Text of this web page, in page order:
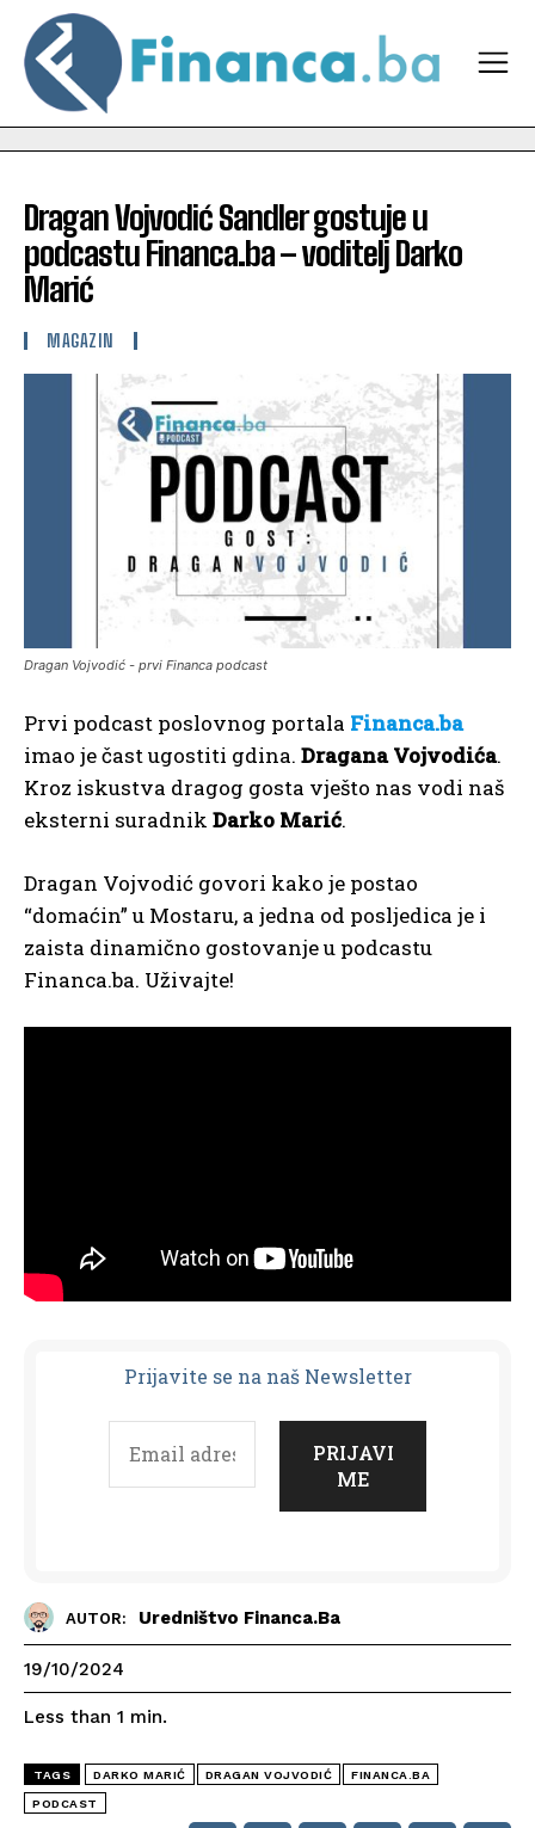
Dragan Vojvodić Sandler gostuje u
podcastu Financa.ba – voditelj Darko
Marić
MAGAZIN
Dragan Vojvodić - prvi Financa podcast
Prvi podcast poslovnog portala Financa.ba
imao je čast ugostiti gdina. Dragana Vojvodića.
Kroz iskustva dragog gosta vješto nas vodi naš
eksterni suradnik Darko Marić.
Dragan Vojvodić govori kako je postao
“domaćin” u Mostaru, a jedna od posljedica je i
zaista dinamično gostovanje u podcastu
Financa.ba. Uživajte!
Prijavite se na naš Newsletter
AUTOR: Uredništvo Financa.ba
19/10/2024
Less than 1 min.
TAGS DARKO MARIĆ DRAGAN VOJVODIĆ FINANCA.BA
PODCAST